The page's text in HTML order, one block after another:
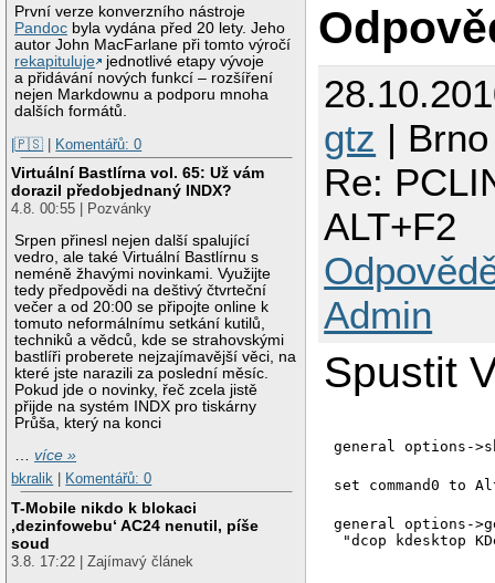
První verze konverzního nástroje
Pandoc byla vydána před 20 lety. Jeho
autor John MacFarlane při tomto výročí
rekapituluje
jednotlivé etapy vývoje
a přidávání nových funkcí – rozšíření
nejen Markdownu a podporu mnoha
dalších formátů.
|🇵🇸 | Komentářů: 0
Virtuální Bastlírna vol. 65: Už vám
dorazil předobjednaný INDX?
4.8. 00:55 | Pozvánky
Srpen přinesl nejen další spalující
vedro, ale také Virtuální Bastlírnu s
neméně žhavými novinkami. Využijte
tedy předpovědi na deštivý čtvrteční
večer a od 20:00 se připojte online k
tomuto neformálnímu setkání kutilů,
techniků a vědců, kde se strahovskými
bastlíři proberete nejzajímavější věci, na
které jste narazili za poslední měsíc.
Pokud jde o novinky, řeč zcela jistě
přijde na systém INDX pro tiskárny
Průša, který na konci
…více »
bkralik
Komentářů: 0
T-Mobile nikdo k blokaci
‚dezinfowebu‘ AC24 nenutil, píše
soud
3.8. 17:22 | Zajímavý článek
gtz | Brno
Re:
ALT+F2
Admin
Spustit
general options-